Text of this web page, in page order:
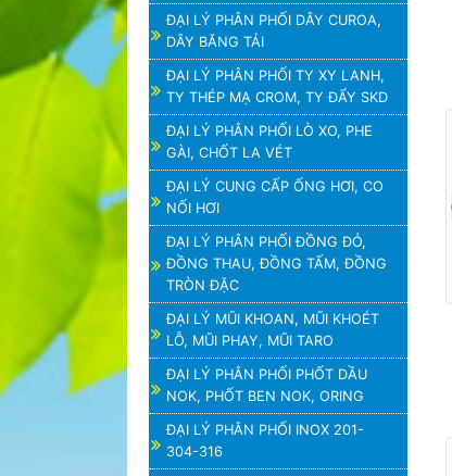
ĐẠI LÝ PHÂN PHỐI DÂY CUROA,
DÂY BĂNG TẢI
ĐẠI LÝ PHÂN PHỐI TY XY LANH,
TY THÉP MẠ CROM, TY ĐẨY SKD
ĐẠI LÝ PHÂN PHỐI LÒ XO, PHE
GÀI, CHỐT LA VÉT
ĐẠI LÝ CUNG CẤP ỐNG HƠI, CO
NỐI HƠI
ĐẠI LÝ PHÂN PHỐI ĐỒNG ĐỎ,
ĐỒNG THAU, ĐỒNG TẤM, ĐỒNG
TRÒN ĐẶC
ĐẠI LÝ MŨI KHOAN, MŨI KHOÉT
LỖ, MŨI PHAY, MŨI TARO
ĐẠI LÝ PHÂN PHỐI PHỐT DẦU
NOK, PHỐT BEN NOK, ORING
ĐẠI LÝ PHÂN PHỐI INOX 201-
304-316